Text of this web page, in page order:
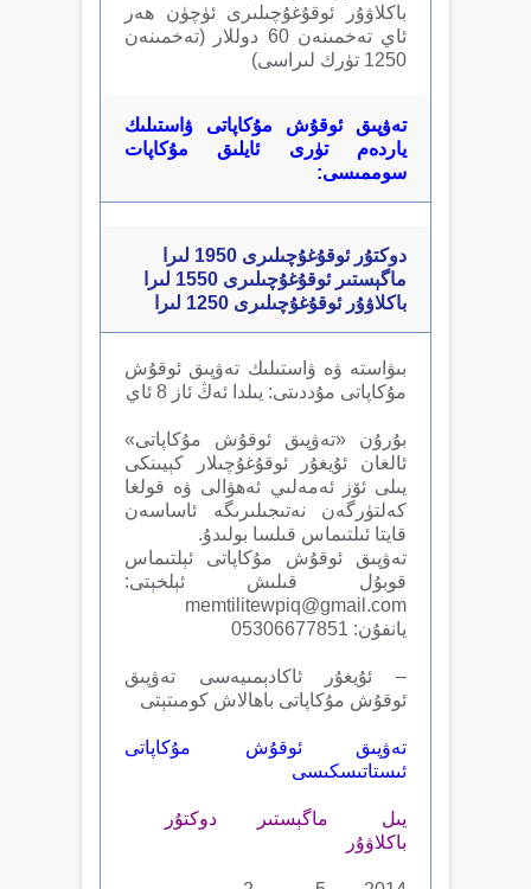
باكلاۋۇر ئوقۇغۇچىلىرى ئۈچۈن ھەر
ئاي تەخمىنەن 60 دوللار (تەخمىنەن
1250 تۈرك لىراسى)
تەۋپىق ئوقۇش مۇكاپاتى ۋاستىلىك
ياردەم تۈرى ئايلىق مۇكاپات
سوممىسى:
دوكتۇر ئوقۇغۇچىلىرى 1950 لىرا
ماگېستىر ئوقۇغۇچىلىرى 1550 لىرا
باكلاۋۇر ئوقۇغۇچىلىرى 1250 لىرا
بىۋاستە ۋە ۋاستىلىك تەۋپىق ئوقۇش
مۇكاپاتى مۇددىتى: يىلدا ئەڭ ئاز 8 ئاي
بۇرۇن «تەۋپىق ئوقۇش مۇكاپاتى»
ئالغان ئۇيغۇر ئوقۇغۇچىلار كېيىنكى
يىلى ئۆز ئەمەلىي ئەھۋالى ۋە قولغا
كەلتۈرگەن نەتىجىلىرىگە ئاساسەن
قايتا ئىلتىماس قىلسا بولىدۇ.
تەۋپىق ئوقۇش مۇكاپاتى ئېلتىماس
قوبۇل قىلىش ئېلخېتى:
memtilitewpiq@gmail.com
يانفۇن: 05306677851
– ئۇيغۇر ئاكادېمىيەسى تەۋپىق
ئوقۇش مۇكاپاتى باھالاش كومىتېتى
تەۋپىق ئوقۇش مۇكاپاتى
ئىستاتىسكىسى
يىل ماگېستىر دوكتۇر
باكلاۋۇر